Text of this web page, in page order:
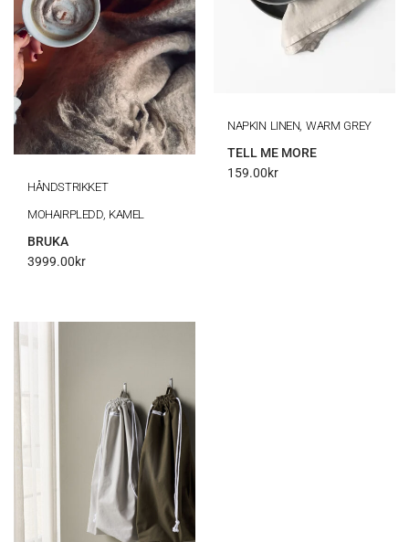
HÅNDSTRIKKET
MOHAIRPLEDD, KAMEL
BRUKA
3999.00kr
NAPKIN LINEN, WARM GREY
TELL ME MORE
159.00kr